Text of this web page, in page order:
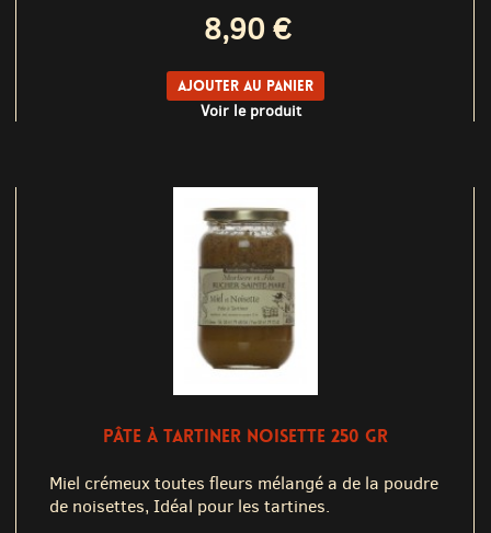
8,90 €
Ajouter au panier
Voir le produit
PÂTE À TARTINER NOISETTE 250 GR
Miel crémeux toutes fleurs mélangé a de la poudre
de noisettes, Idéal pour les tartines.